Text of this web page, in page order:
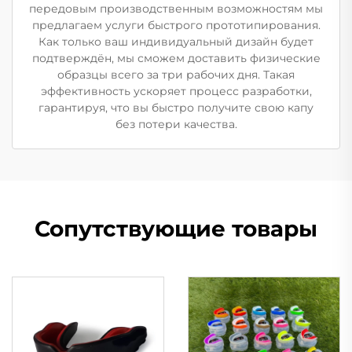
передовым производственным возможностям мы
предлагаем услуги быстрого прототипирования.
Как только ваш индивидуальный дизайн будет
подтверждён, мы сможем доставить физические
образцы всего за три рабочих дня. Такая
эффективность ускоряет процесс разработки,
гарантируя, что вы быстро получите свою капу
без потери качества.
Сопутствующие товары